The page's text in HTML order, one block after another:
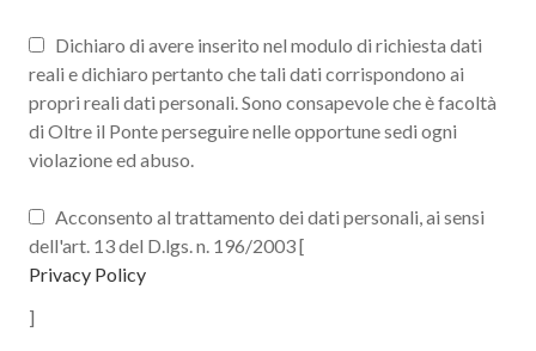
Dichiaro di avere inserito nel modulo di richiesta dati
reali e dichiaro pertanto che tali dati corrispondono ai
propri reali dati personali. Sono consapevole che è facoltà
di Oltre il Ponte perseguire nelle opportune sedi ogni
violazione ed abuso.
Acconsento al trattamento dei dati personali, ai sensi
dell'art. 13 del D.lgs. n. 196/2003 [
Privacy Policy
]